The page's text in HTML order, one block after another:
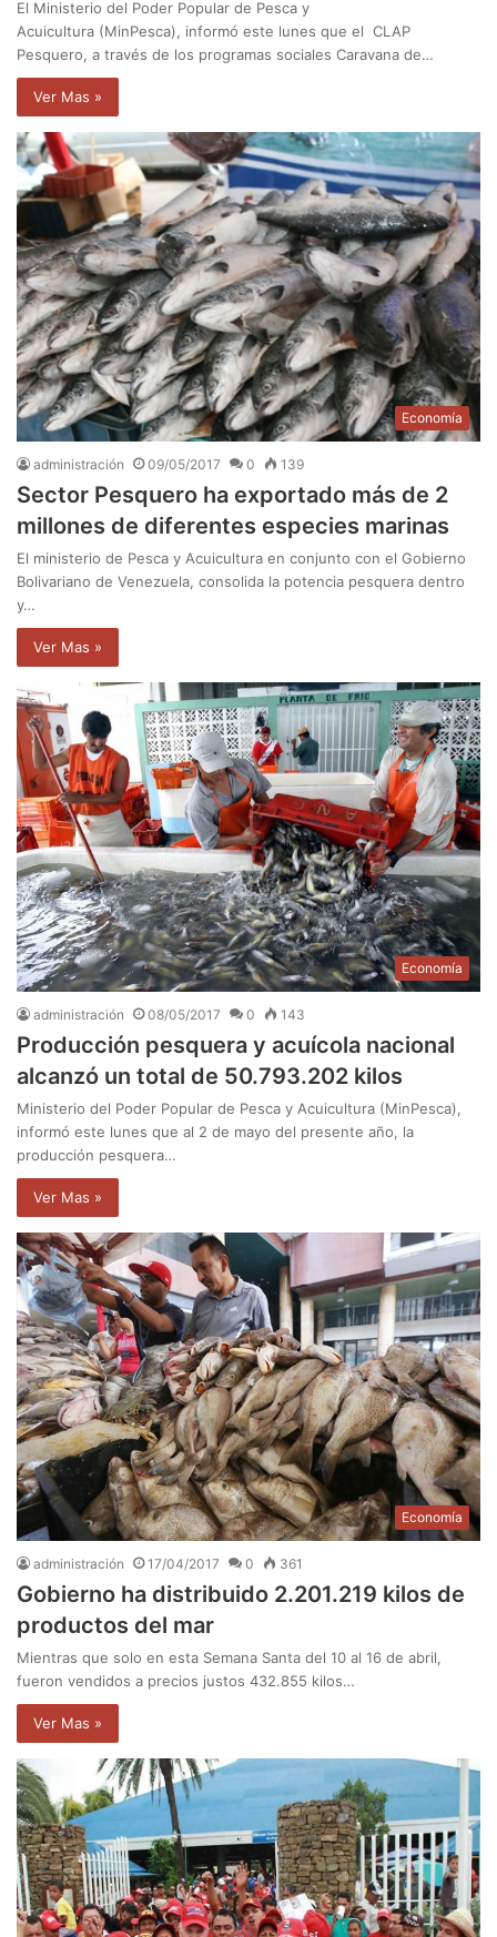
El Ministerio del Poder Popular de Pesca y
Acuicultura (MinPesca), informó este lunes que el CLAP
Pesquero, a través de los programas sociales Caravana de…
Ver Mas »
Economía
administración 09/05/2017 0 139
Sector Pesquero ha exportado más de 2
millones de diferentes especies marinas
El ministerio de Pesca y Acuicultura en conjunto con el Gobierno
Bolivariano de Venezuela, consolida la potencia pesquera dentro
y…
Ver Mas »
Economía
administración 08/05/2017 0 143
Producción pesquera y acuícola nacional
alcanzó un total de 50.793.202 kilos
Ministerio del Poder Popular de Pesca y Acuicultura (MinPesca),
informó este lunes que al 2 de mayo del presente año, la
producción pesquera…
Ver Mas »
Economía
administración 17/04/2017 0 361
Gobierno ha distribuido 2.201.219 kilos de
productos del mar
Mientras que solo en esta Semana Santa del 10 al 16 de abril,
fueron vendidos a precios justos 432.855 kilos…
Ver Mas »